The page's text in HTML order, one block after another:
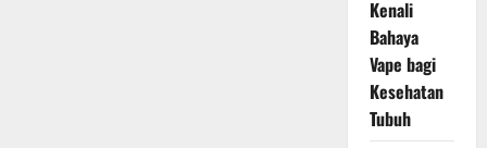
Kenali
Bahaya
Vape bagi
Kesehatan
Tubuh